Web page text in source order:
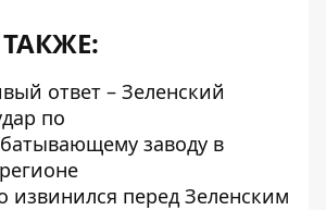
ответ – Зеленский
по
заводу в
извинился перед Зеленским